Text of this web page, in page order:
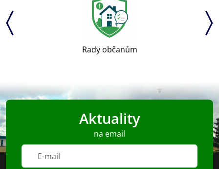
Rady občanům
Aktuality
na email